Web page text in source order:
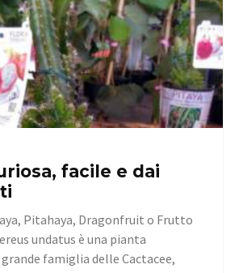
facile e dai
Pitahaya, Dragonfruit o Frutto
undatus è una pianta
famiglia delle Cactacee,